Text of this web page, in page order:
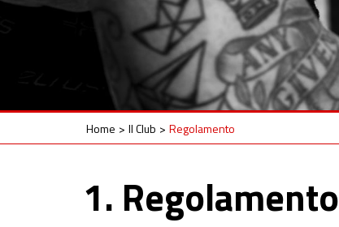
Home Il Club Regolamento
1. Regolamento